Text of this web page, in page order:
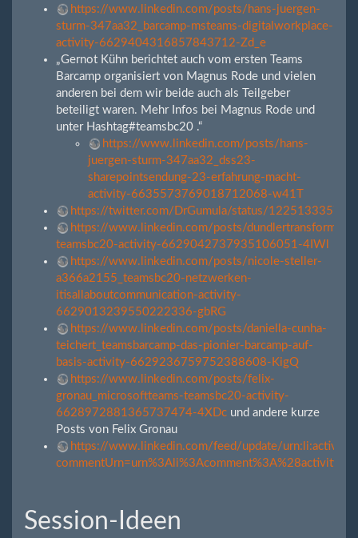
https://www.linkedin.com/posts/hans-juergen-
sturm-347aa32_barcamp-msteams-digitalworkplace-
activity-6629404316857843712-Zd_e
„Gernot Kühn berichtet auch vom ersten Teams
Barcamp organisiert von Magnus Rode und vielen
anderen bei dem wir beide auch als Teilgeber
beteiligt waren. Mehr Infos bei Magnus Rode und
unter Hashtag#teamsbc20 .“
https://www.linkedin.com/posts/hans-
juergen-sturm-347aa32_dss23-
sharepointsendung-23-erfahrung-macht-
activity-6635573769018712068-w41T
https://twitter.com/DrGumula/status/
https://www.linkedin.com/posts/
teamsbc20-activity-6629042737935106051-4IWl
https://www.linkedin.com/posts/nicole-steller-
a366a2155_teamsbc20-netzwerken-
itisallaboutcommunication-activity-
6629013239550222336-gbRG
https://www.linkedin.com/posts/daniella-cunha-
teichert_teamsbarcamp-das-pionier-barcamp-auf-
basis-activity-6629236759752388608-KigQ
https://www.linkedin.com/posts/felix-
gronau_microsoftteams-teamsbc20-activity-
6628972881365737474-4XDc und andere kurze
Posts von Felix Gronau
https://www.linkedin.com/feed/update/
Session-Ideen